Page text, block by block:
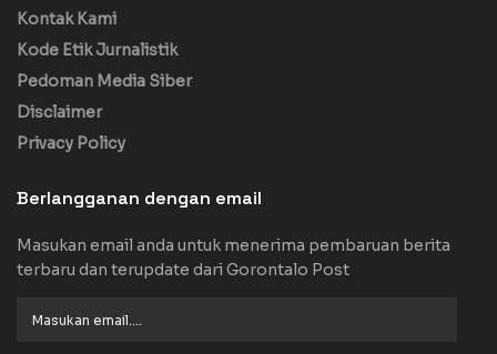
Kontak Kami
Kode Etik Jurnalistik
Pedoman Media Siber
Disclaimer
Privacy Policy
Berlangganan dengan email
Masukan email anda untuk menerima pembaruan berita
terbaru dan terupdate dari Gorontalo Post